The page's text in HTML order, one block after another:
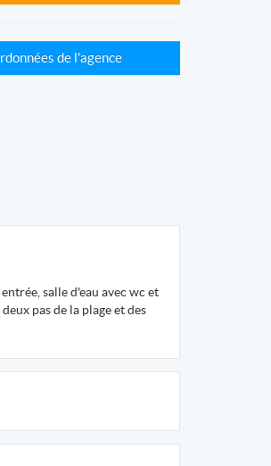
de l'agence
salle d'eau avec wc et
pas de la plage et des